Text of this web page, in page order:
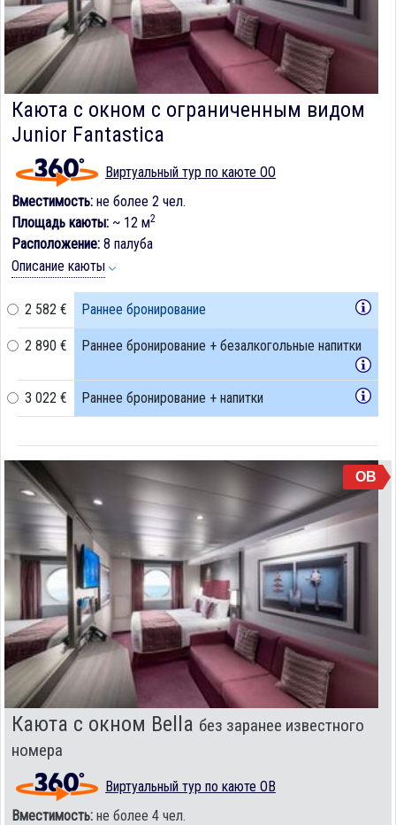
Каюта с окном с ограниченным видом
Junior Fantastica
Виртуальный тур по каюте OO
Вместимость: не более 2 чел.
Площадь каюты: ~ 12 м2
Расположение: 8 палуба
Описание каюты
2 582 € Раннее бронирование
2 890 € Раннее бронирование + безалкогольные напитки
3 022 € Раннее бронирование + напитки
OB
Каюта с окном Bella без заранее известного
номера
Виртуальный тур по каюте OB
Вместимость: не более 4 чел.